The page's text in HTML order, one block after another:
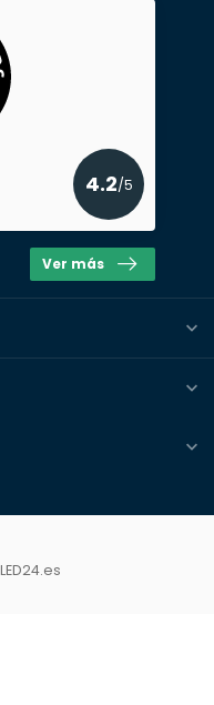
4.2/5
Ver más